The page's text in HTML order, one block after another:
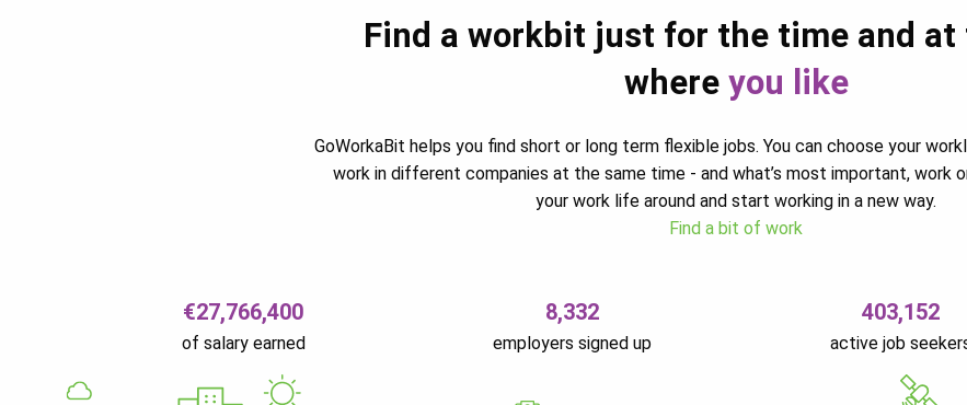
Find a workbit just for the time and at
where you like
GoWorkaBit helps you find short or long term flexible jobs. You can choose your
work in different companies at the same time - and what’s most important, work
your work life around and start working in a new way.
Find a bit of work
€27,766,400
of salary earned
8,332
employers signed up
403,152
active job